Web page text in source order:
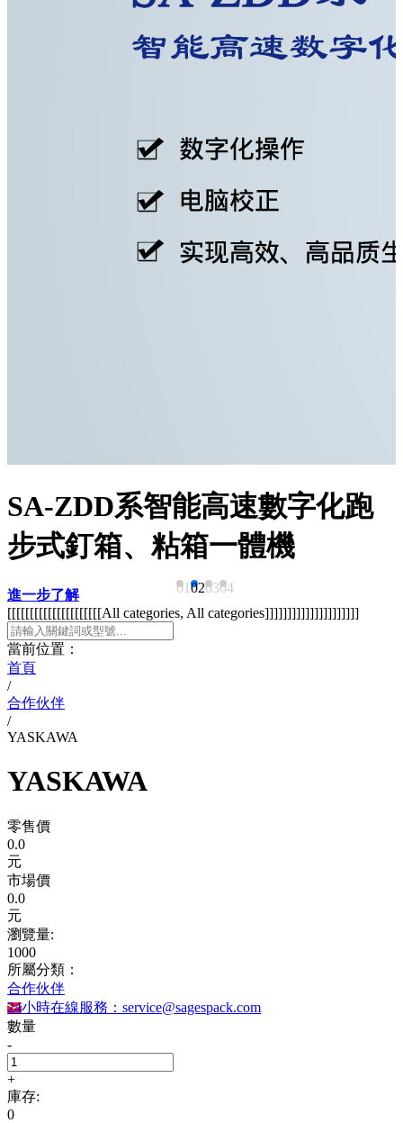
SA-ZDD系智能高速數字化跑
步式釘箱、粘箱一體機
進一步了解 01020304
[[[[[[[[[[[[[[[[[[[[[All categories, All categories]]]]]]]]]]]]]]]]]]]]]
當前位置：
首頁
/
合作伙伴
/
YASKAWA
YASKAWA
零售價
0.0
元
市場價
0.0
元
瀏覽量:
1000
所屬分類：
合作伙伴
24小時在線服務：service@sagespack.com
數量
-
+
庫存:
0